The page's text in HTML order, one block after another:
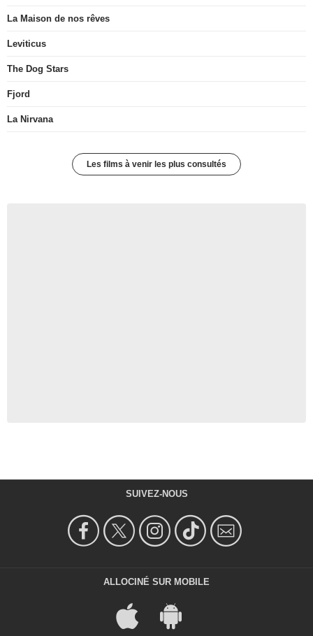
La Maison de nos rêves
Leviticus
The Dog Stars
Fjord
La Nirvana
Les films à venir les plus consultés
SUIVEZ-NOUS
ALLOCINÉ SUR MOBILE